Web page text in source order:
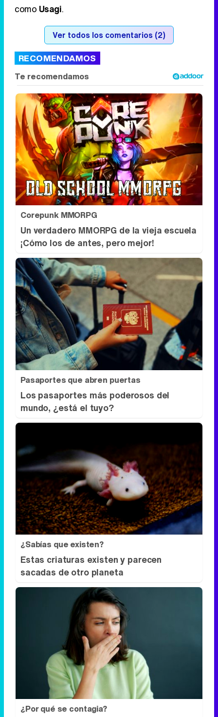
como Usagi.
Ver todos los comentarios (2)
RECOMENDAMOS
Corepunk MMORPG
Un verdadero MMORPG de la vieja escuela
¡Cómo los de antes, pero mejor!
Pasaportes que abren puertas
Los pasaportes más poderosos del
mundo, ¿está el tuyo?
¿Sabías que existen?
Estas criaturas existen y parecen
sacadas de otro planeta
¿Por qué se contagia?